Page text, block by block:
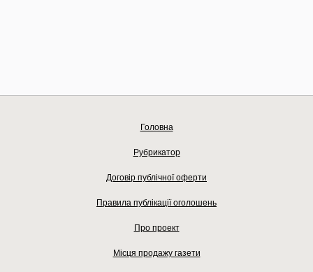
Головна
Рубрикатор
Договір публічної оферти
Правила публікації оголошень
Про проект
Місця продажу газети